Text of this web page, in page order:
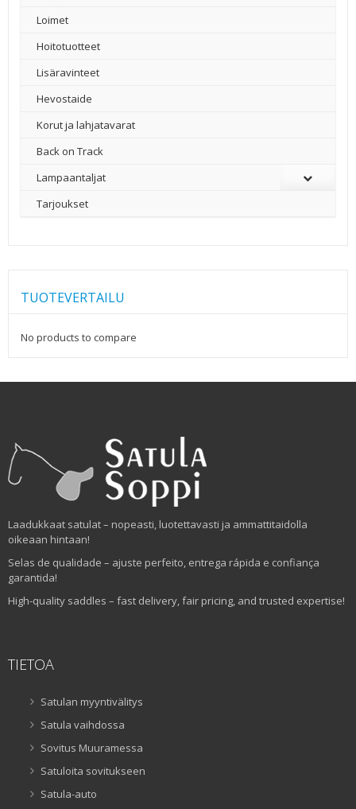
Loimet
Hoitotuotteet
Lisäravinteet
Hevostaide
Korut ja lahjatavarat
Back on Track
Lampaantaljat
Tarjoukset
TUOTEVERTAILU
No products to compare
Laadukkaat satulat – nopeasti, luotettavasti ja ammattitaidolla
oikeaan hintaan!
Selas de qualidade – ajuste perfeito, entrega rápida e confiança
garantida!
High-quality saddles – fast delivery, fair pricing, and trusted expertise!
TIETOA
Satulan myyntivälitys
Satula vaihdossa
Sovitus Muuramessa
Satuloita sovitukseen
Satula-auto